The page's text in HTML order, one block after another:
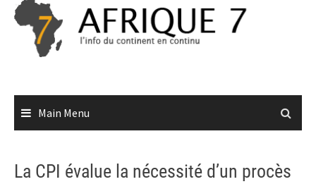
Skip
content
Main Menu
La CPI évalue la nécessité d’un procès